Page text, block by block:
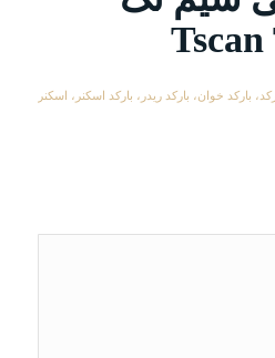
بارکد خوان، بارکد ریدر، بارکد اسکنر، اسکنر